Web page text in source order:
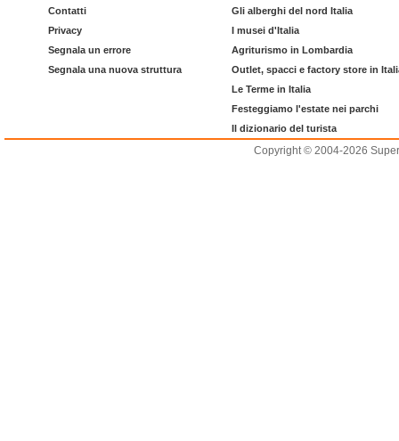
Contatti
Privacy
Segnala un errore
Segnala una nuova struttura
Gli alberghi del nord Italia
I musei d'Italia
Agriturismo in Lombardia
Outlet, spacci e factory store in
Le Terme in Italia
Festeggiamo l'estate nei parchi
Il dizionario del turista
Copyright © 2004-2026